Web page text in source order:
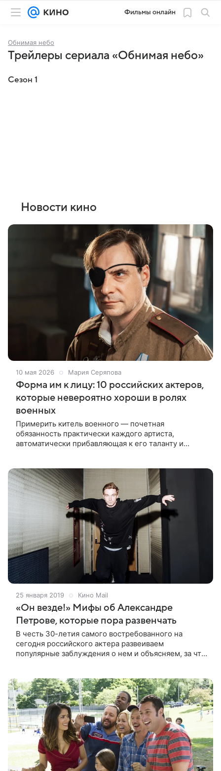
Фильмы онлайн
Обнимая небо
Трейлеры сериала «Обнимая небо»
Сезон 1
Новости кино
10 мая 2026 Мария Серяпова
Форма им к лицу: 10 российских актеров,
которые невероятно хороши в ролях
военных
Примерить китель военного — почетная
обязанность практически каждого артиста,
автоматически прибавляющая к его таланту и
25 января 2019 Кино Mail
«Он везде!» Мифы об Александре
Петрове, которые пора развенчать
В честь 30-летия самого востребованного на
сегодня российского актера развеиваем
популярные заблуждения о нем и объясняем, за что